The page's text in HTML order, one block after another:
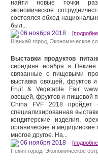
найти новые точки
экономическое
состоялся обход
был...
06 ноября 2018
Шанхай город Экономическое
Выставки продуктов
середине ноября в Пекине
связанные с пищевыми
выставка овощей, фруктов
Fruit & Vegetable Fair
овощей, фруктов и пищевой
China FVF 2018
специализированная
кондитерские изделия,
органические и
многое другое. На...
06 ноября 2018
Пекин город Экономическое